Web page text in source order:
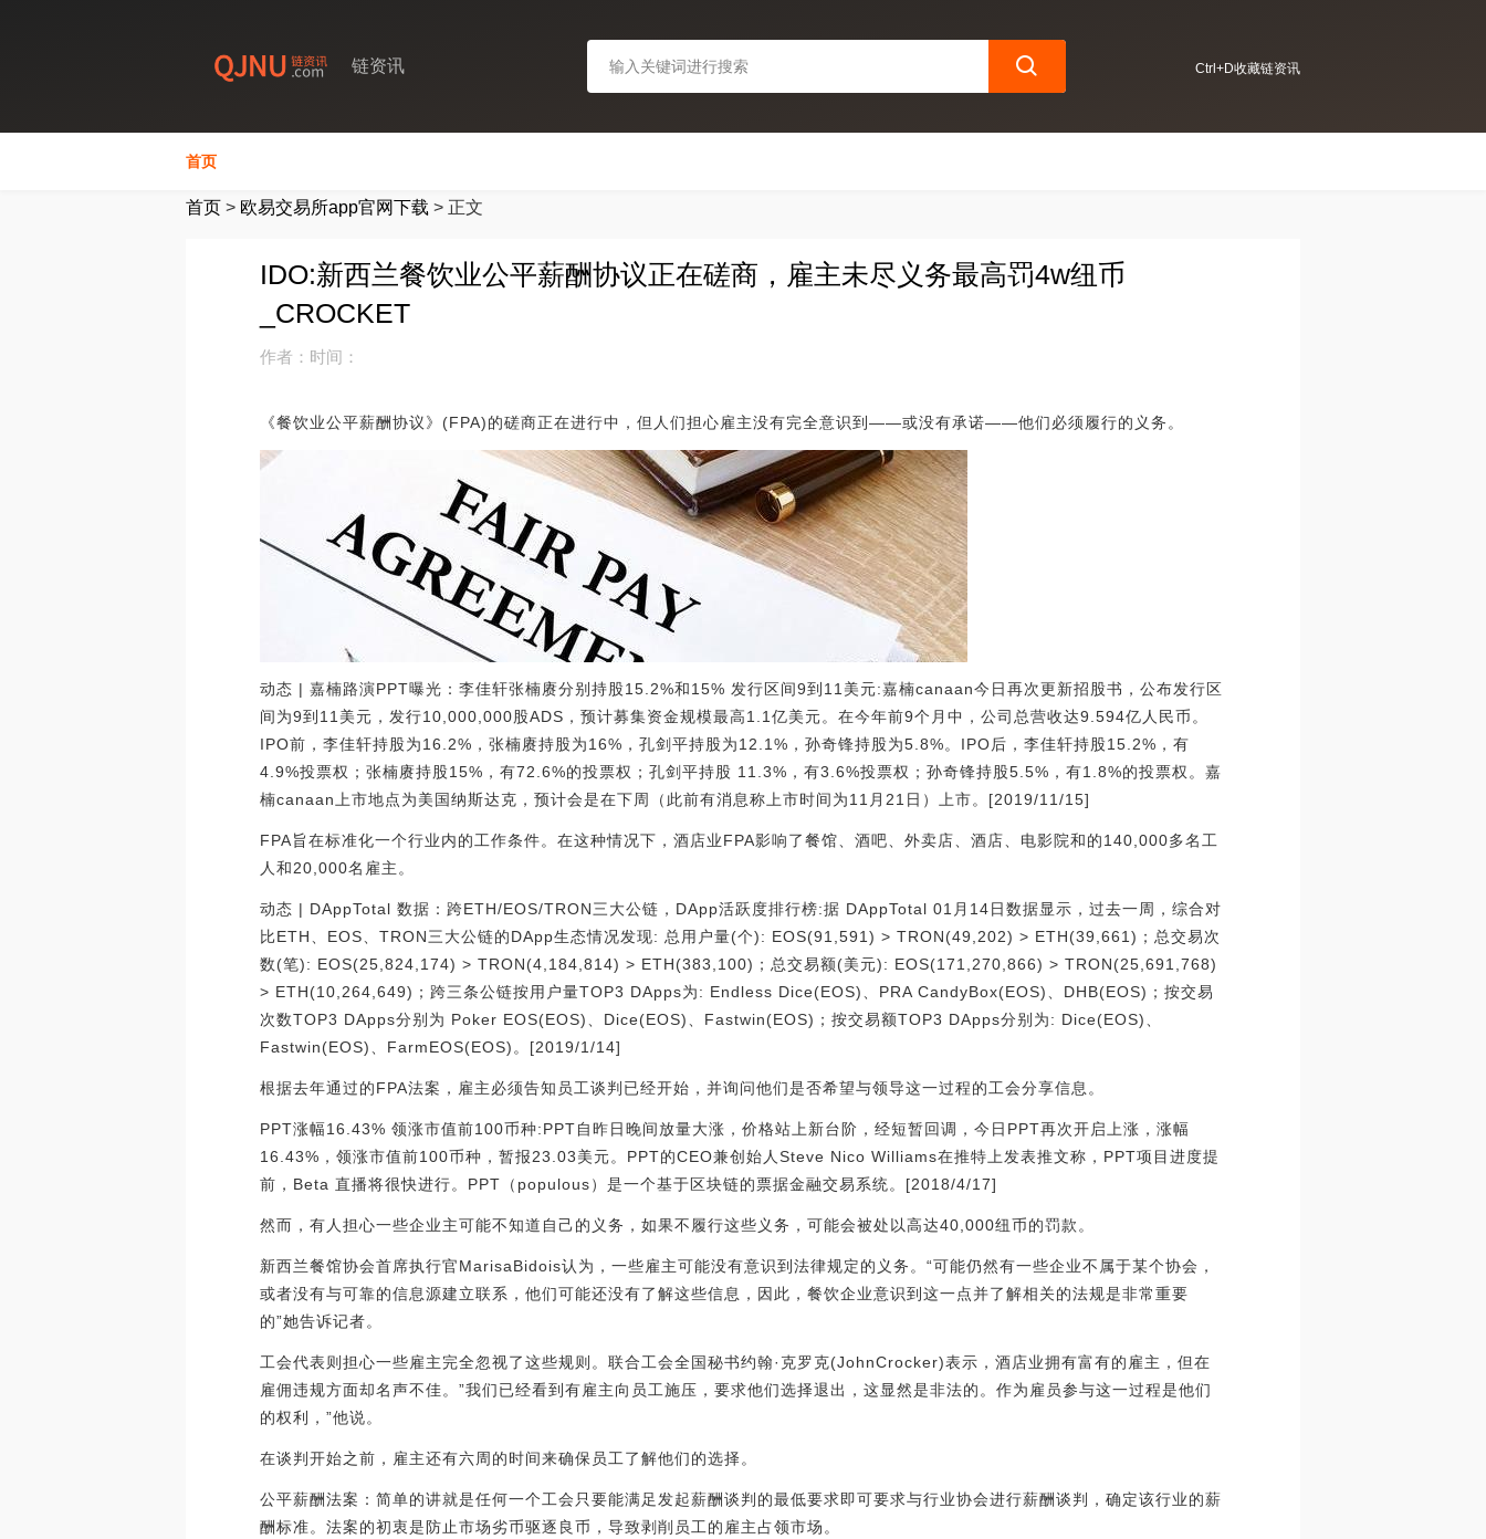
链资讯 Ctrl+D收藏链资讯
首页
首页 > 欧易交易所app官网下载 > 正文
IDO:新西兰餐饮业公平薪酬协议正在磋商，雇主未尽义务最高罚4w纽币
_CROCKET
作者： 时间：
《餐饮业公平薪酬协议》(FPA)的磋商正在进行中，但人们担心雇主没有完全意识到——或没有承诺——他们必须履行的义务。
动态 | 嘉楠路演PPT曝光：李佳轩张楠赓分别持股15.2%和15% 发行区间9到11美元:嘉楠canaan今日再次更新招股书，公布发行区
间为9到11美元，发行10,000,000股ADS，预计募集资金规模最高1.1亿美元。在今年前9个月中，公司总营收达9.594亿人民币。
IPO前，李佳轩持股为16.2%，张楠赓持股为16%，孔剑平持股为12.1%，孙奇锋持股为5.8%。IPO后，李佳轩持股15.2%，有
4.9%投票权；张楠赓持股15%，有72.6%的投票权；孔剑平持股 11.3%，有3.6%投票权；孙奇锋持股5.5%，有1.8%的投票权。嘉
楠canaan上市地点为美国纳斯达克，预计会是在下周（此前有消息称上市时间为11月21日）上市。[2019/11/15]
FPA旨在标准化一个行业内的工作条件。在这种情况下，酒店业FPA影响了餐馆、酒吧、外卖店、酒店、电影院和的140,000多名工
人和20,000名雇主。
动态 | DAppTotal 数据：跨ETH/EOS/TRON三大公链，DApp活跃度排行榜:据 DAppTotal 01月14日数据显示，过去一周，综合对
比ETH、EOS、TRON三大公链的DApp生态情况发现: 总用户量(个): EOS(91,591) > TRON(49,202) > ETH(39,661)；总交易次
数(笔): EOS(25,824,174) > TRON(4,184,814) > ETH(383,100)；总交易额(美元): EOS(171,270,866) > TRON(25,691,768)
> ETH(10,264,649)；跨三条公链按用户量TOP3 DApps为: Endless Dice(EOS)、PRA CandyBox(EOS)、DHB(EOS)；按交易
次数TOP3 DApps分别为 Poker EOS(EOS)、Dice(EOS)、Fastwin(EOS)；按交易额TOP3 DApps分别为: Dice(EOS)、
Fastwin(EOS)、FarmEOS(EOS)。[2019/1/14]
根据去年通过的FPA法案，雇主必须告知员工谈判已经开始，并询问他们是否希望与领导这一过程的工会分享信息。
PPT涨幅16.43% 领涨市值前100币种:PPT自昨日晚间放量大涨，价格站上新台阶，经短暂回调，今日PPT再次开启上涨，涨幅
16.43%，领涨市值前100币种，暂报23.03美元。PPT的CEO兼创始人Steve Nico Williams在推特上发表推文称，PPT项目进度提
前，Beta 直播将很快进行。PPT（populous）是一个基于区块链的票据金融交易系统。[2018/4/17]
然而，有人担心一些企业主可能不知道自己的义务，如果不履行这些义务，可能会被处以高达40,000纽币的罚款。
新西兰餐馆协会首席执行官MarisaBidois认为，一些雇主可能没有意识到法律规定的义务。“可能仍然有一些企业不属于某个协会，
或者没有与可靠的信息源建立联系，他们可能还没有了解这些信息，因此，餐饮企业意识到这一点并了解相关的法规是非常重要
的”她告诉记者。
工会代表则担心一些雇主完全忽视了这些规则。联合工会全国秘书约翰·克罗克(JohnCrocker)表示，酒店业拥有富有的雇主，但在
雇佣违规方面却名声不佳。”我们已经看到有雇主向员工施压，要求他们选择退出，这显然是非法的。作为雇员参与这一过程是他们
的权利，”他说。
在谈判开始之前，雇主还有六周的时间来确保员工了解他们的选择。
公平薪酬法案：简单的讲就是任何一个工会只要能满足发起薪酬谈判的最低要求即可要求与行业协会进行薪酬谈判，确定该行业的薪
酬标准。法案的初衷是防止市场劣币驱逐良币，导致剥削员工的雇主占领市场。